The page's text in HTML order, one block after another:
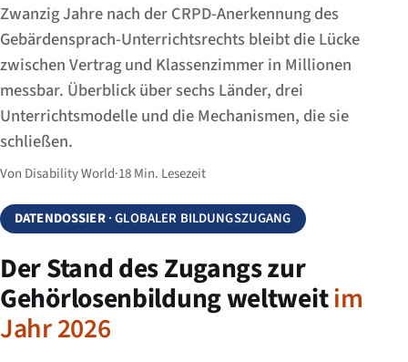
Zwanzig Jahre nach der CRPD-Anerkennung des
Gebärdensprach-Unterrichtsrechts bleibt die Lücke
zwischen Vertrag und Klassenzimmer in Millionen
messbar. Überblick über sechs Länder, drei
Unterrichtsmodelle und die Mechanismen, die sie
schließen.
Von Disability World·18 Min. Lesezeit
DATENDOSSIER· GLOBALER BILDUNGSZUGANG
Der Stand des Zugangs zur
Gehörlosenbildung weltweitim
Jahr 2026